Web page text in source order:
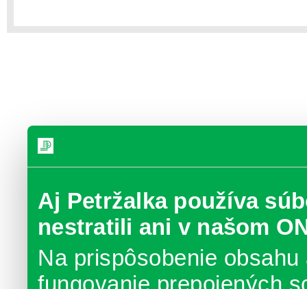
Aj Petržalka používa
nestratili ani v našom
Na prispôsobenie